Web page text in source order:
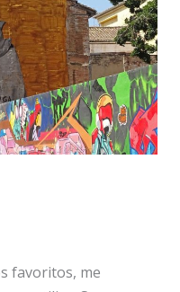
favoritos, me